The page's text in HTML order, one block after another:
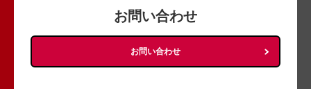
お問い合わせ
お問い合わせ